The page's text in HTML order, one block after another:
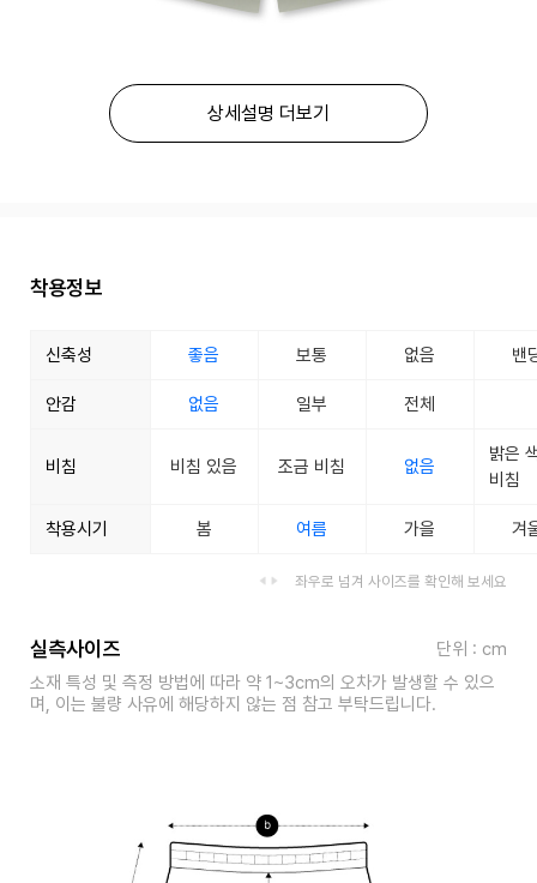
상세설명 더보기
착용정보
신축성 좋음 보통 없음 밴
안감 없음 일부 전체
비침 비침 있음 조금 비침 없음
밝은
비침
착용시기 봄 여름 가을 겨
좌우로 넘겨 사이즈를 확인해 보세요
실측사이즈
단위 : cm
소재 특성 및 측정 방법에 따라 약 1~3cm의 오차가 발생할 수 있으
며, 이는 불량 사유에 해당하지 않는 점 참고 부탁드립니다.